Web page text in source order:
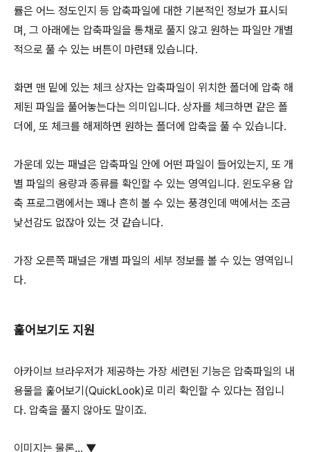
률은 어느 정도인지 등 압축파일에 대한 기본적인 정보가 표시되
며, 그 아래에는 압축파일을 통채로 풀지 않고 원하는 파일만 개별
적으로 풀 수 있는 버튼이 마련돼 있습니다.
화면 맨 밑에 있는 체크 상자는 압축파일이 위치한 폴더에 압축 해
제된 파일을 풀어놓는다는 의미입니다. 상자를 체크하면 같은 폴
더에, 또 체크를 해제하면 원하는 폴더에 압축을 풀 수 있습니다.
가운데 있는 패널은 압축파일 안에 어떤 파일이 들어있는지, 또 개
별 파일의 용량과 종류를 확인할 수 있는 영역입니다. 윈도우용 압
축 프로그램에서는 꽤나 흔히 볼 수 있는 풍경인데 맥에서는 조금
낯선감도 없잖아 있는 것 같습니다.
가장 오른쪽 패널은 개별 파일의 세부 정보를 볼 수 있는 영역입니
다.
훑어보기도 지원
아카이브 브라우저가 제공하는 가장 세련된 기능은 압축파일의 내
용물을 훑어보기(QuickLook)로 미리 확인할 수 있다는 점입니
다. 압축을 풀지 않아도 말이죠.
이미지는 물론... ▼